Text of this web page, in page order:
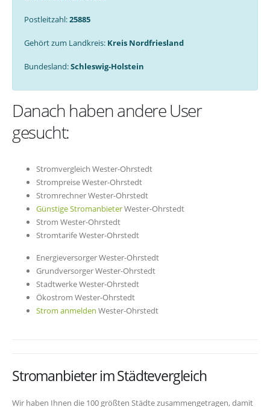
Postleitzahl:25885
Gehört zum Landkreis: Kreis Nordfriesland
Bundesland:Schleswig-Holstein
Danach haben andere User
gesucht:
Stromvergleich Wester-Ohrstedt
Strompreise Wester-Ohrstedt
Stromrechner Wester-Ohrstedt
Günstige StromanbieterWester-Ohrstedt
Strom Wester-Ohrstedt
Stromtarife Wester-Ohrstedt
Energieversorger Wester-Ohrstedt
Grundversorger Wester-Ohrstedt
Stadtwerke Wester-Ohrstedt
Ökostrom Wester-Ohrstedt
Strom anmelden Wester-Ohrstedt
Stromanbieter im Städtevergleich
Wir haben Ihnen die 100 größten Städte zusammengetragen, damit